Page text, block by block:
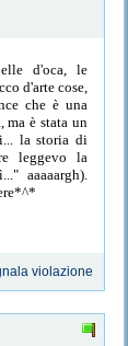
d'oca, le
d'arte cose,
che è una
ma è stata un
la storia di
leggevo la
aaaaargh).
violazione